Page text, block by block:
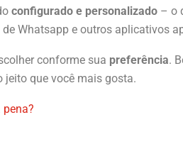
configurado e personalizado – o
Whatsapp e outros aplicativos
conforme sua preferência.
jeito que você mais gosta.